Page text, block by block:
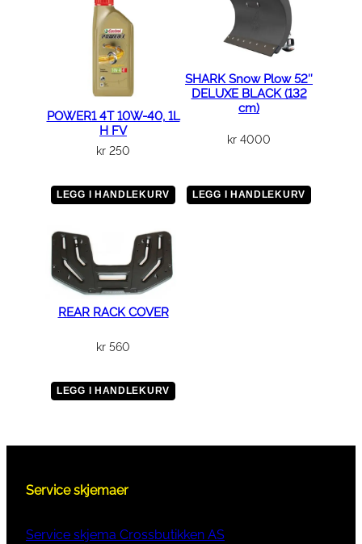
POWER1 4T 10W-40, 1L
H FV
kr 250
LEGG I HANDLEKURV
SHARK Snow Plow 52″
DELUXE BLACK (132
cm)
kr 4000
LEGG I HANDLEKURV
REAR RACK COVER
kr 560
LEGG I HANDLEKURV
Service skjemaer
Service skjema Crossbutikken AS